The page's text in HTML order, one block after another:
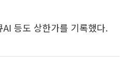
등도 상한가를 기록했다.